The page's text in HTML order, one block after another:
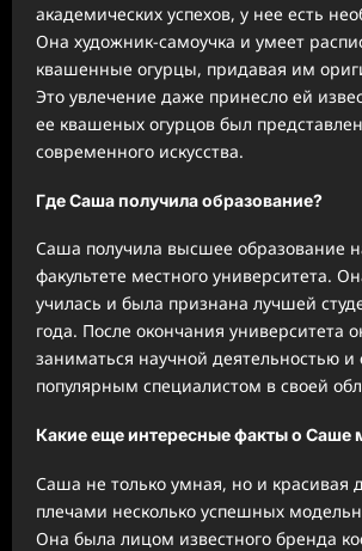
академических успехов, у нее есть
Она художник-самоучка и умеет
квашенные огурцы, придавая им
Это увлечение даже принесло ей
ее квашеных огурцов был
современного искусства.
Где Саша получила образование?
Саша получила высшее образование
факультете местного университета.
училась и была признана лучшей
года. После окончания университета
заниматься научной деятельностью и
популярным специалистом в своей
Какие еще интересные факты о Саше
Саша не только умная, но и красивая
плечами несколько успешных
Она была лицом известного бренда